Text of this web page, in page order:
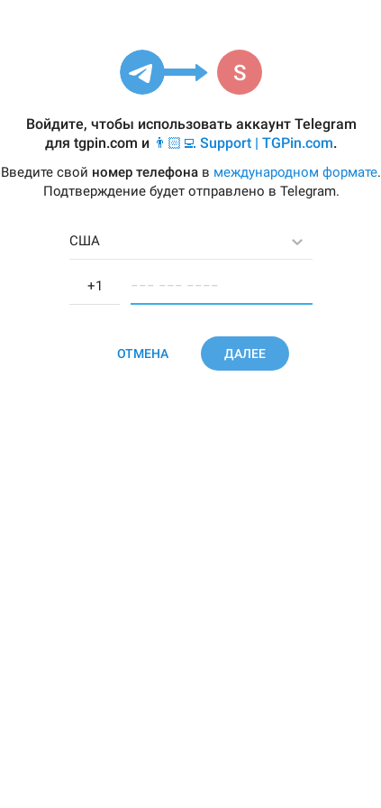
Войдите, чтобы использовать аккаунт Telegram
для tgpin.com и 👨🏻‍💻 Support | TGPin.com.
Введите свой номер телефона в международном формате.
Подтверждение будет отправлено в Telegram.
США
−−− −−− −−−−
ОТМЕНА ДАЛЕЕ